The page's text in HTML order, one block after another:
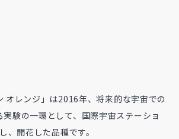
オレンジ」は2016年、将来的な宇宙での
験の一環として、国際宇宙ステーショ
、開花した品種です。